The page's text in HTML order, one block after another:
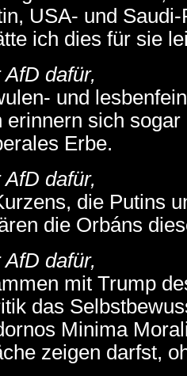
USA- und
ich dies für sie
dafür,
und
erinnern sich
Erbe.
dafür,
die Putins
die Orbáns
dafür,
mit Trump
das
Minima
zeigen darfst,